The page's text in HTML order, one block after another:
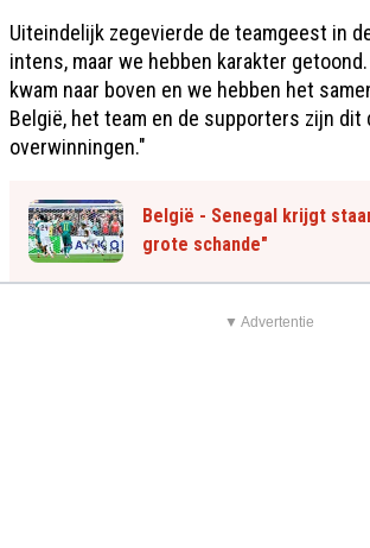
Uiteindelijk zegevierde de teamgeest in
intens, maar we hebben karakter
kwam naar boven en we hebben het
België, het team en de supporters zijn dit
overwinningen."
België - Senegal krijgt
grote schande"
▼ Advertentie